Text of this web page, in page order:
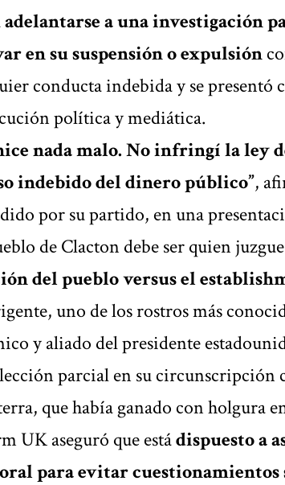
adelantarse a una investigación
en su suspensióno expulsión
conducta indebida y se presentó
política y mediática.
nada malo. No infringí la ley
indebido del dinero público”,
por su partido, en una
de Clacton debe ser quien
del pueblo versus el
uno de los rostros más
y aliado del presidente
parcial en su circunscripción
que había ganado con holgura
UK aseguró que estádispuesto a
para evitar cuestionamientos